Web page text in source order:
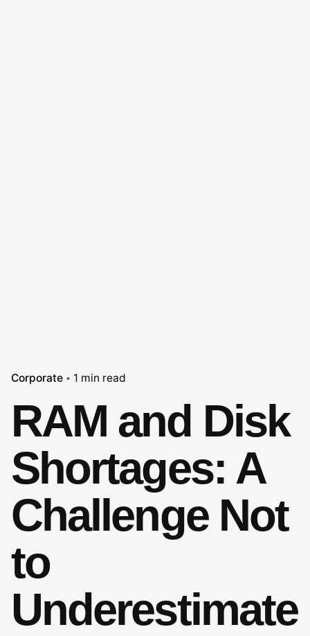
Corporate 1 min read
RAM and Disk
Shortages: A
Challenge Not
to
Underestimate